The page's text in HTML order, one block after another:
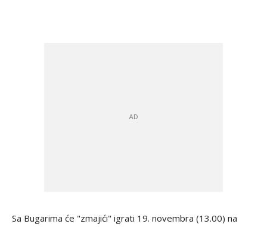
Sa Bugarima će "zmajići" igrati 19. novembra (13.00) na